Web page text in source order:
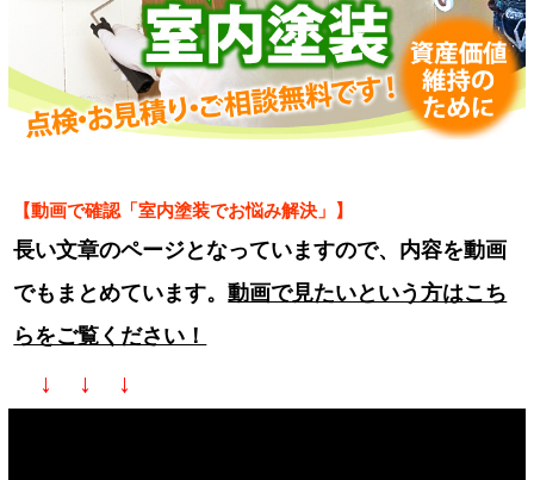
【動画で確認「室内塗装でお悩み解決」】
長い文章のページとなっていますので、内容を動画
でもまとめています。動画で見たいという方はこち
らをご覧ください！
↓ ↓ ↓